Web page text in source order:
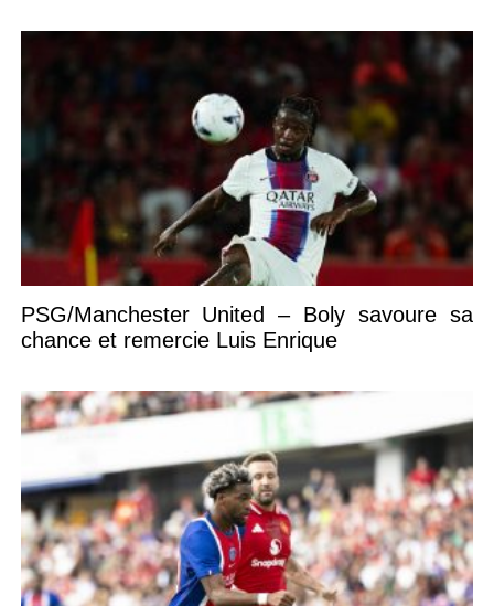
PSG/Manchester United – Boly savoure sa
chance et remercie Luis Enrique